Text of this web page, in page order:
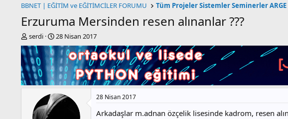
BBNET | EĞİTİM ve EĞİTİMCİLER FORUMU
Tüm Projeler Sistemler Seminerler ARGE
Erzuruma Mersinden resen alınanlar ???
K
o
n
b
u
y
serdi
B
a
ı
ç
28 Nisan 2017
28 Nisan 2017
Arkadaşlar m.adnan özçelik lisesinde kadrom, resen